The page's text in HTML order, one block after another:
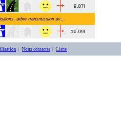
9.87l
arbre transmission av...
10.09l
Nous contacter Liens